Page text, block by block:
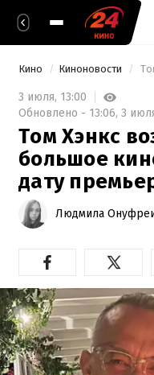
Кино Киноновости
3 июля, 13:00
Обновлено - 13:06, 3
Том Хэнкс
большое
дату
Людмила